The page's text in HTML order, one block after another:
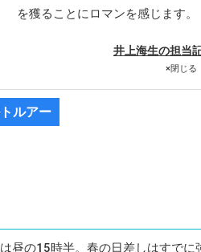
を獲ることにロマンを感じます。
井上海生の担当
×閉じる
ルアー
昼の15時半。春の日差しはすで